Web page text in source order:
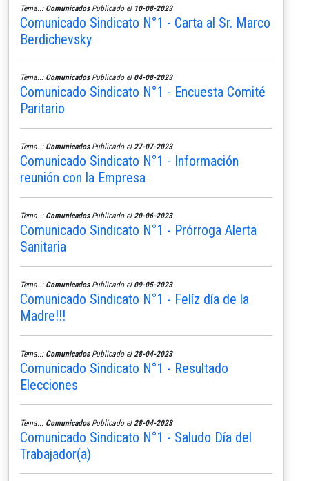
Tema..: ComunicadosPublicado el 10-08-2023
Comunicado Sindicato N°1 - Carta al Sr. Marco
Berdichevsky
Tema..: ComunicadosPublicado el 04-08-2023
Comunicado Sindicato N°1 - Encuesta Comité
Paritario
Tema..: ComunicadosPublicado el 27-07-2023
Comunicado Sindicato N°1 - Información
reunión con la Empresa
Tema..: ComunicadosPublicado el 20-06-2023
Comunicado Sindicato N°1 - Prórroga Alerta
Sanitaria
Tema..: ComunicadosPublicado el 09-05-2023
Comunicado Sindicato N°1 - Felíz día de la
Madre!!!
Tema..: ComunicadosPublicado el 28-04-2023
Comunicado Sindicato N°1 - Resultado
Elecciones
Tema..: ComunicadosPublicado el 28-04-2023
Comunicado Sindicato N°1 - Saludo Día del
Trabajador(a)